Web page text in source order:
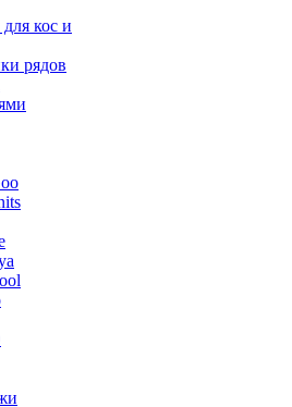
кос и
рядов